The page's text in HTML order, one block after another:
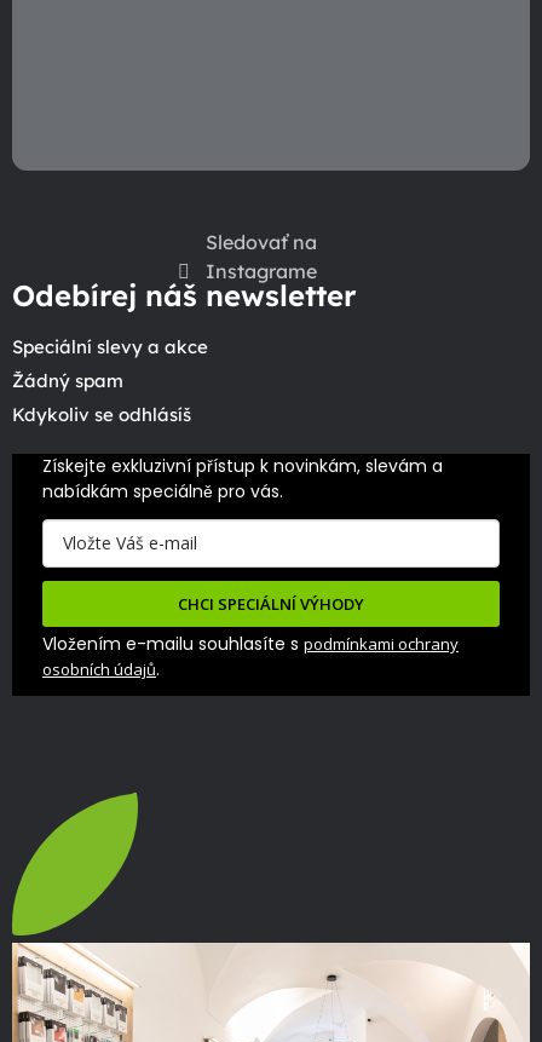
Sledovať na
Instagrame
Odebírej náš newsletter
Speciální slevy a akce
Žádný spam
Kdykoliv se odhlásíš
Získejte exkluzivní přístup k novinkám, slevám a
nabídkám speciálně pro vás.
CHCI SPECIÁLNÍ VÝHODY
Vložením e-mailu souhlasíte s podmínkami ochrany
osobních údajů.